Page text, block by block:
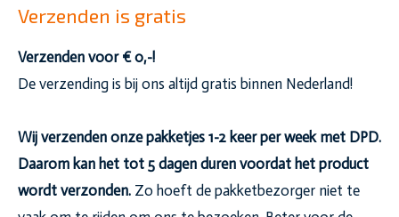
Verzenden is gratis
Verzenden voor € 0,-!
De verzending is bij ons altijd gratis binnen Nederland!
Wij verzenden onze pakketjes 1-2 keer per week met DPD.
Daarom kan het tot 5 dagen duren voordat het product
wordt verzonden. Zo hoeft de pakketbezorger niet te